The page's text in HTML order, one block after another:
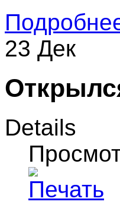
23 Дек
Details